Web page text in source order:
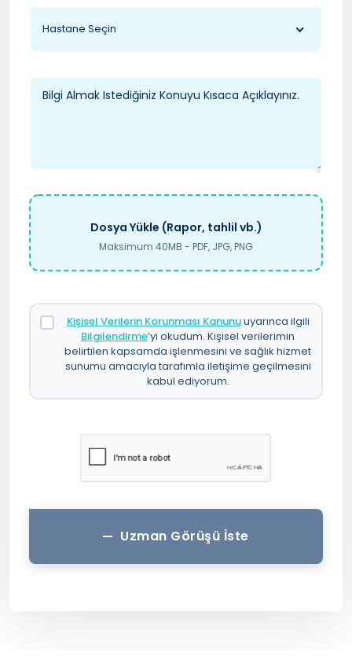
Hastane Seçin
Dosya Yükle (Rapor, tahlil vb.)
Maksimum 40MB - PDF, JPG, PNG
Kişisel Verilerin Korunması Kanunuuyarınca ilgili
Bilgilendirme’yi okudum. Kişisel verilerimin
belirtilen kapsamda işlenmesini ve sağlık hizmet
sunumu amacıyla tarafımla iletişime geçilmesini
kabul ediyorum.
Uzman Görüşü İste